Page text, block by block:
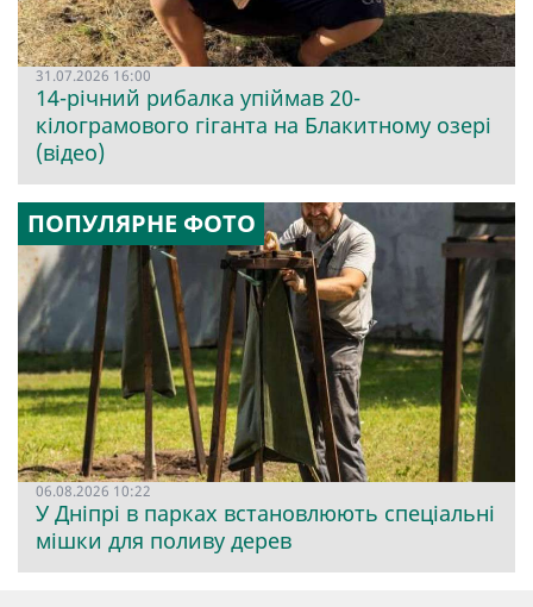
31.07.2026 16:00
14-річний рибалка упіймав 20-
кілограмового гіганта на Блакитному озері
(відео)
ПОПУЛЯРНЕ ФОТО
06.08.2026 10:22
У Дніпрі в парках встановлюють спеціальні
мішки для поливу дерев